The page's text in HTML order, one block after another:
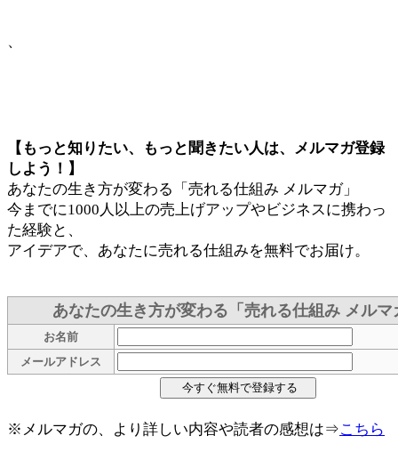
、
【もっと知りたい、もっと聞きたい人は、メルマガ登録
しよう！】
あなたの生き方が変わる「売れる仕組み メルマガ」
今までに1000人以上の売上げアップやビジネスに携わっ
た経験と、
アイデアで、あなたに売れる仕組みを無料でお届け。
あなたの生き方が変わる「売れる仕組み メルマ
お名前
メールアドレス
※メルマガの、より詳しい内容や読者の感想は⇒こちら